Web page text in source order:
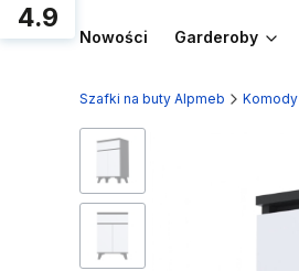
Nowości Garderoby
Szafki na buty Alpmeb Komody
4.9